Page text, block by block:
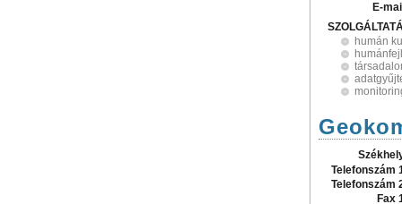
E-
humán
Telefonszám
Telefonszám
Fax